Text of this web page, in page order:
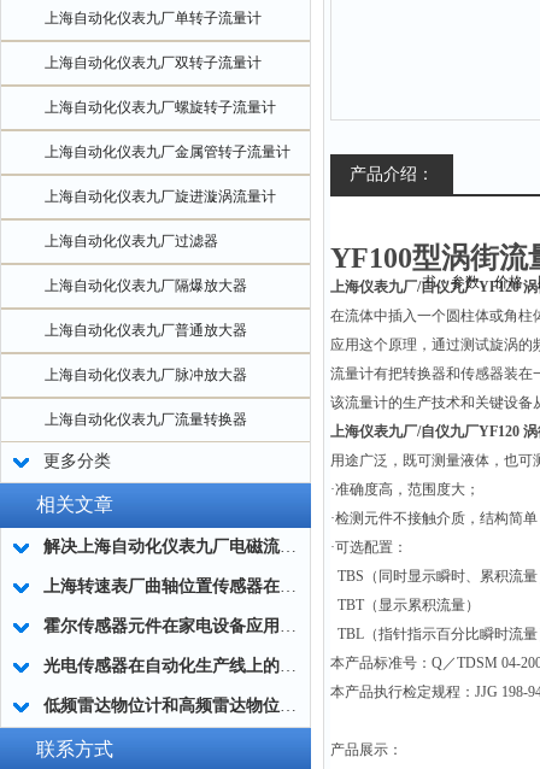
上海自动化仪表九厂单转子流量计
上海自动化仪表九厂双转子流量计
上海自动化仪表九厂螺旋转子流量计
上海自动化仪表九厂金属管转子流量计
上海自动化仪表九厂旋进漩涡流量计
上海自动化仪表九厂过滤器
上海自动化仪表九厂隔爆放大器
上海自动化仪表九厂普通放大器
上海自动化仪表九厂脉冲放大器
上海自动化仪表九厂流量转换器
更多分类
相关文章
解决上海自动化仪表九厂电磁流量计测量误差的策略
上海转速表厂曲轴位置传感器在汽车中的功能
霍尔传感器元件在家电设备应用中的优势
光电传感器在自动化生产线上的应用
低频雷达物位计和高频雷达物位计的不同优点
联系方式
产品介绍：
YF100型涡街流
上海仪表九厂/自仪九厂YF120
在流体中插入一个圆柱体或角柱
应用这个原理，通过测试旋涡的
流量计有把转换器和传感器装在
该流量计的生产技术和关键设备
上海仪表九厂/自仪九厂YF120
用途广泛，既可测量液体，也可
·准确度高，范围度大；
·检测元件不接触介质，结构简
·可选配置：
TBS （同时显示瞬时、累积流
TBT （显示累积流量）
TBL （指针指示百分比瞬时流
本产品标准号：Q／TDSM 04-
本产品执行检定规程：JJG 198-
产品展示：